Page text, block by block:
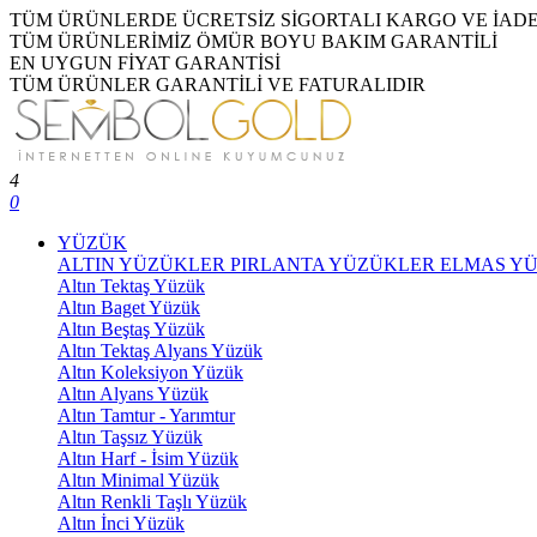
TÜM ÜRÜNLERDE ÜCRETSİZ SİGORTALI KARGO VE İADE
TÜM ÜRÜNLERİMİZ ÖMÜR BOYU BAKIM GARANTİLİ
EN UYGUN FİYAT GARANTİSİ
TÜM ÜRÜNLER GARANTİLİ VE FATURALIDIR
4
0
YÜZÜK
ALTIN YÜZÜKLER PIRLANTA YÜZÜKLER ELMAS
Altın Tektaş Yüzük
Altın Baget Yüzük
Altın Beştaş Yüzük
Altın Tektaş Alyans Yüzük
Altın Koleksiyon Yüzük
Altın Alyans Yüzük
Altın Tamtur - Yarımtur
Altın Taşsız Yüzük
Altın Harf - İsim Yüzük
Altın Minimal Yüzük
Altın Renkli Taşlı Yüzük
Altın İnci Yüzük